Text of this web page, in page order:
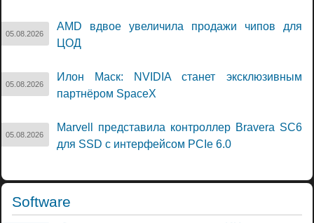
05.08.2026
AMD вдвое увеличила продажи чипов для
ЦОД
05.08.2026
Илон Маск: NVIDIA станет эксклюзивным
партнёром SpaceX
05.08.2026
Marvell представила контроллер Bravera SC6
для SSD с интерфейсом PCIe 6.0
Software